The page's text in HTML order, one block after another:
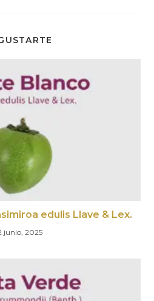
edulis Llave & Lex.
junio, 2025